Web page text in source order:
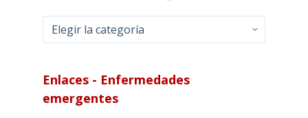
Entradas
–
categorías
Enlaces - Enfermedades
emergentes